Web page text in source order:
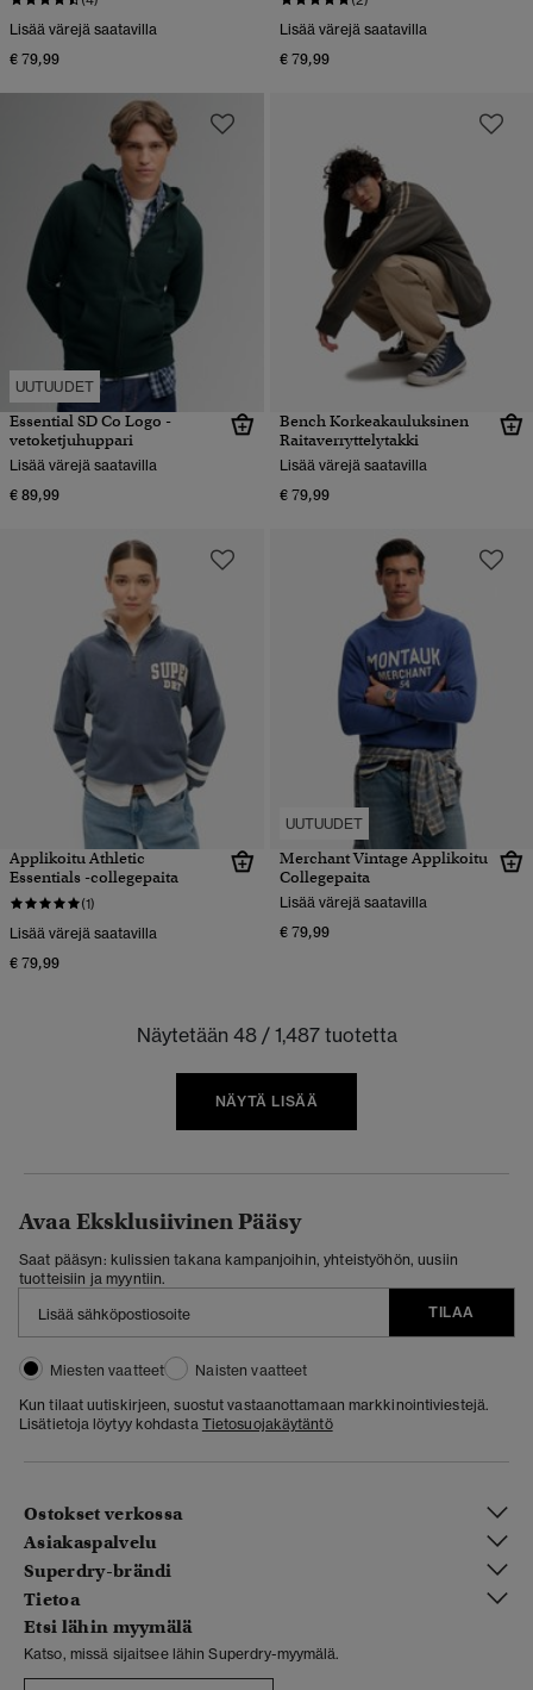
Lisää värejä saatavilla
€ 79,99
Lisää värejä saatavilla
€ 79,99
UUTUUDET
Essential SD Co Logo -
vetoketjuhuppari
Lisää värejä saatavilla
€ 89,99
Bench Korkeakauluksinen
Raitaverryttelytakki
Lisää värejä saatavilla
€ 79,99
Applikoitu Athletic
Essentials -collegepaita
(1)
Lisää värejä saatavilla
€ 79,99
UUTUUDET
Merchant Vintage Applikoitu
Collegepaita
Lisää värejä saatavilla
€ 79,99
Näytetään 48 / 1,487 tuotetta
NÄYTÄ LISÄÄ
Avaa Eksklusiivinen Pääsy
Saat pääsyn: kulissien takana kampanjoihin, yhteistyöhön, uusiin
tuotteisiin ja myyntiin.
TILAA
Miesten vaatteet
Naisten vaatteet
Kun tilaat uutiskirjeen, suostut vastaanottamaan markkinointiviestejä.
Lisätietoja löytyy kohdasta Tietosuojakäytäntö
Ostokset verkossa
Asiakaspalvelu
Superdry-brändi
Tietoa
Etsi lähin myymälä
Katso, missä sijaitsee lähin Superdry-myymälä.